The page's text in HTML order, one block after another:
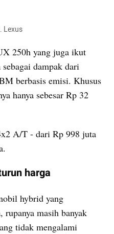
Lexus
250h yang juga ikut
dampak dari
berbasis emisi. Khusus
hanya sebesar Rp 32
A/T - dari Rp 998 juta
harga
hybrid yang
rupanya masih banyak
tidak mengalami